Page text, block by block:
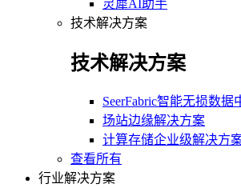
灵犀AI助手
技术解决方案
技术解决方案
SeerFabric智能无损数据
场站边缘解决方案
计算存储企业级解决方
查看所有
行业解决方案